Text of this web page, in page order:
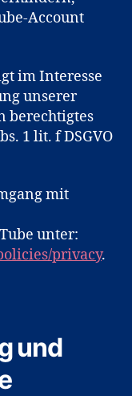
Account
im Interesse
unserer
berechtigtes
1 lit. f DSGVO
mit
unter:
privacy.
und